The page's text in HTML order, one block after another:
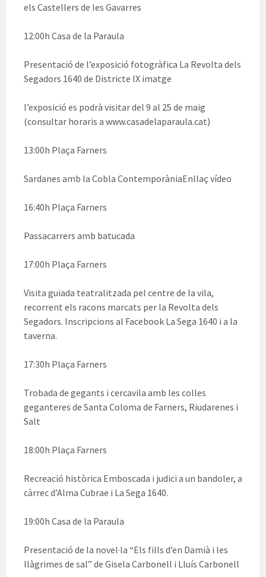
els Castellers de les Gavarres
12:00h Casa de la Paraula
Presentació de l’exposició fotogràfica La Revolta dels
Segadors 1640 de Districte IX imatge
l’exposició es podrà visitar del 9 al 25 de maig
(consultar horaris a www.casadelaparaula.cat)
13:00h Plaça Farners
Sardanes amb la Cobla ContemporàniaEnllaç vídeo
16:40h Plaça Farners
Passacarrers amb batucada
17:00h Plaça Farners
Visita guiada teatralitzada pel centre de la vila,
recorrent els racons marcats per la Revolta dels
Segadors. Inscripcions al Facebook La Sega 1640 i a la
taverna.
17:30h Plaça Farners
Trobada de gegants i cercavila amb les colles
geganteres de Santa Coloma de Farners, Riudarenes i
Salt
18:00h Plaça Farners
Recreació històrica Emboscada i judici a un bandoler, a
càrrec d’Alma Cubrae i La Sega 1640.
19:00h Casa de la Paraula
Presentació de la novel·la “Els fills d’en Damià i les
llàgrimes de sal” de Gisela Carbonell i Lluís Carbonell